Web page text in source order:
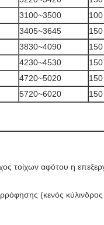
3100~3500
100
3405~3645
150
3830~4090
150
4230~4530
150
4720~5020
150
5720~6020 150
τοίχων αφότου η
(κενός